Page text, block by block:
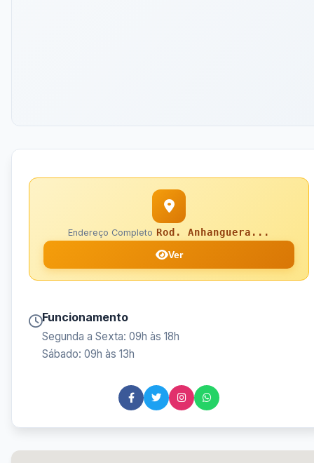
Endereço Completo Rod. Anhanguera...
Ver
Funcionamento
Segunda a Sexta: 09h às 18h
Sábado: 09h às 13h